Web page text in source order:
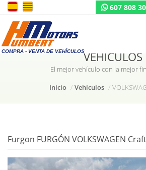
607 808
COMPRA - VENTA DE VEHÍCULOSVEHÍCULOS
El mejor vehículo con la mejor
Inicio
Vehículos
Furgon FURGÓN VOLKSWAGEN